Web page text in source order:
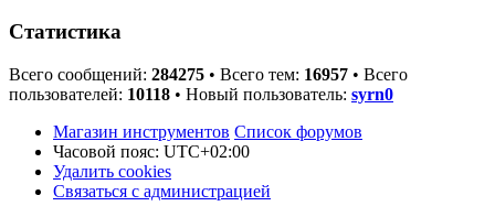
Статистика
Всего сообщений: 284275 • Всего тем: 16957 • Всего
пользователей: 10118 • Новый пользователь: syrn0
Магазин инструментов Список форумов
Часовой пояс: UTC+02:00
Удалить cookies
Связаться с администрацией